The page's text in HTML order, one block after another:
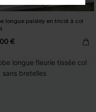
longue paisley en tricot à col
€